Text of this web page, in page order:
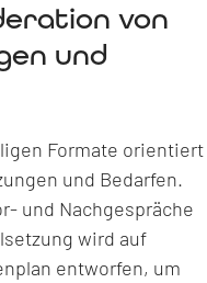
von
und
Formate orientiert
und Bedarfen.
und Nachgespräche
wird auf
entworfen, um